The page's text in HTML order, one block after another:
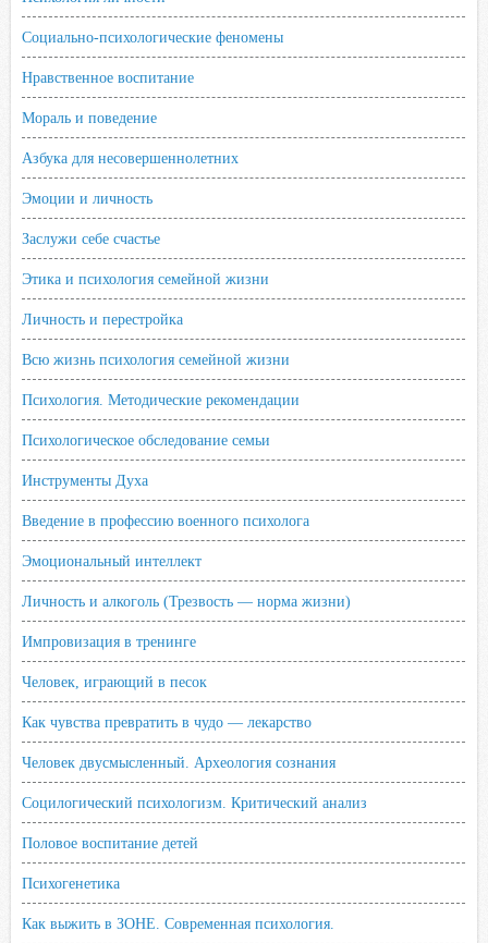
Социально-психологические феномены
Нравственное воспитание
Мораль и поведение
Азбука для несовершеннолетних
Эмоции и личность
Заслужи себе счастье
Этика и психология семейной жизни
Личность и перестройка
Всю жизнь психология семейной жизни
Психология. Методические рекомендации
Психологическое обследование семьи
Инструменты Духа
Введение в профессию военного психолога
Эмоциональный интеллект
Личность и алкоголь (Трезвость — норма жизни)
Импровизация в тренинге
Человек, играющий в песок
Как чувства превратить в чудо — лекарство
Человек двусмысленный. Археология сознания
Социлогический психологизм. Критический анализ
Половое воспитание детей
Психогенетика
Как выжить в ЗОНЕ. Современная психология.